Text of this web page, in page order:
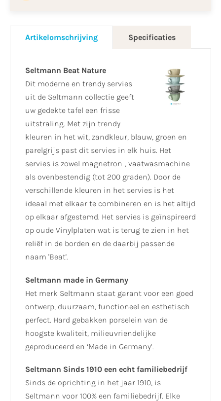
Artikelomschrijving Specificaties
Seltmann Beat Nature
Dit moderne en trendy servies
uit de Seltmann collectie geeft
uw gedekte tafel een frisse
uitstraling. Met zijn trendy
kleuren in het wit, zandkleur, blauw, groen en
parelgrijs past dit servies in elk huis. Het
servies is zowel magnetron-, vaatwasmachine-
als ovenbestendig (tot 200 graden). Door de
verschillende kleuren in het servies is het
ideaal met elkaar te combineren en is het altijd
op elkaar afgestemd. Het servies is geïnspireerd
op oude Vinylplaten wat is terug te zien in het
reliëf in de borden en de daarbij passende
naam 'Beat'.
Seltmann made in Germany
Het merk Seltmann staat garant voor een goed
ontwerp, duurzaam, functioneel en esthetisch
perfect. Hard gebakken porselein van de
hoogste kwaliteit, milieuvriendelijke
geproduceerd en ‘Made in Germany’.
Seltmann Sinds 1910 een echt familiebedrijf
Sinds de oprichting in het jaar 1910, is
Seltmann voor 100% een familiebedrijf. Elke